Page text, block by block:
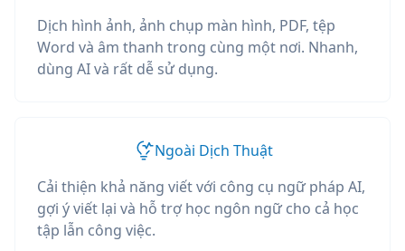
Dịch hình ảnh, ảnh chụp màn hình, PDF, tệp
Word và âm thanh trong cùng một nơi. Nhanh,
dùng AI và rất dễ sử dụng.
Ngoài Dịch Thuật
Cải thiện khả năng viết với công cụ ngữ pháp AI,
gợi ý viết lại và hỗ trợ học ngôn ngữ cho cả học
tập lẫn công việc.